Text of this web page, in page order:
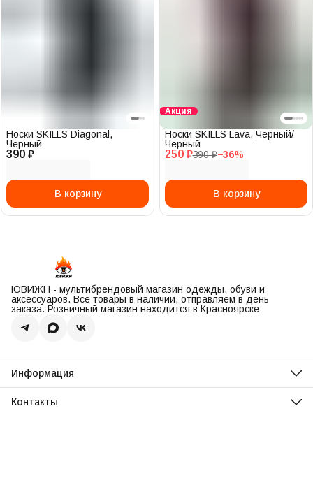
390 ₽
Носки SKILLS Diagonal,
Черный
В корзину
Акция
250 ₽390 ₽−36%
Носки SKILLS Lava, Черный/
Черный
В корзину
ЮВИЖН - мультибрендовый магазин одежды, обуви и
аксессуаров. Все товары в наличии, отправляем в день
заказа. Розничный магазин находится в Красноярске
Информация
Оплата
Контакты